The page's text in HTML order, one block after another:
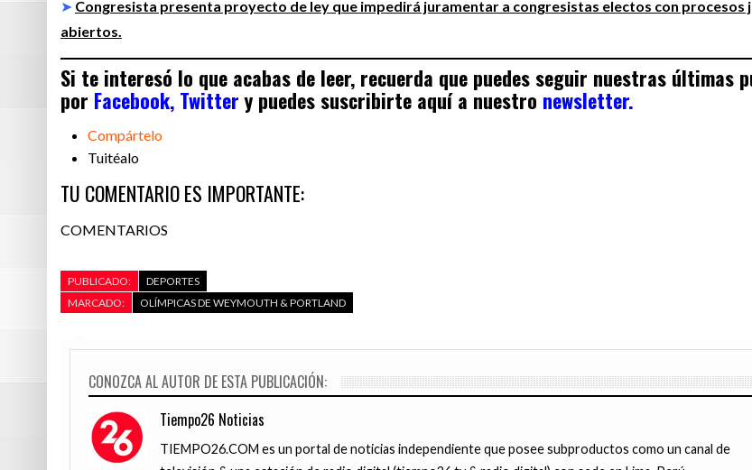
➤ Congresista presenta proyecto de ley que impedirá juramentar a congresistas electos con procesos
abiertos.
Si te interesó lo que acabas de leer, recuerda que puedes seguir nuestras últimas
por Facebook, Twitter y puedes suscribirte aquí a nuestro newsletter.
Compártelo
Tuitéalo
TU COMENTARIO ES IMPORTANTE:
COMENTARIOS
PUBLICADO:
DEPORTES
MARCADO:
OLÍMPICAS DE WEYMOUTH & PORTLAND
CONOZCA AL AUTOR DE ESTA PUBLICACIÓN:
Tiempo26 Noticias
TIEMPO26.COM es un portal de noticias independiente que posee subproductos como un canal de